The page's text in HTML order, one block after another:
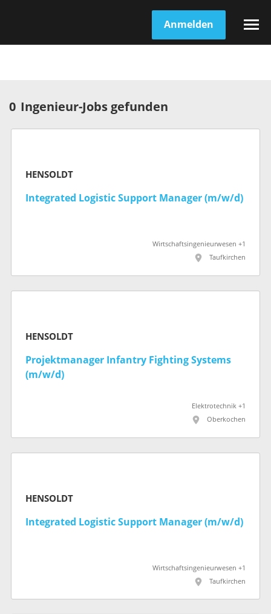
Anmelden
0 Ingenieur-Jobs gefunden
HENSOLDT
Integrated Logistic Support Manager (m/w/d)
Wirtschaftsingenieurwesen +1
Taufkirchen
HENSOLDT
Projektmanager Infantry Fighting Systems
(m/w/d)
Elektrotechnik +1
Oberkochen
HENSOLDT
Integrated Logistic Support Manager (m/w/d)
Wirtschaftsingenieurwesen +1
Taufkirchen